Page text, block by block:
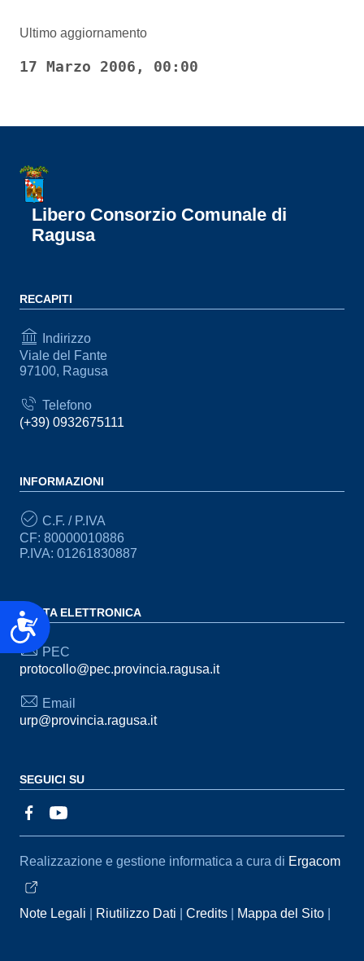
Accessibilità
Ultimo aggiornamento
17 Marzo 2006, 00:00
Libero Consorzio Comunale di
Ragusa
RECAPITI
Indirizzo
Viale del Fante
97100, Ragusa
Telefono
(+39) 0932675111
INFORMAZIONI
C.F. / P.IVA
CF: 80000010886
P.IVA: 01261830887
POSTA ELETTRONICA
PEC
protocollo@pec.provincia.ragusa.it
Email
urp@provincia.ragusa.it
SEGUICI SU
Sezione Link Utili
Realizzazione e gestione informatica a cura di Ergacom
Note Legali Riutilizzo Dati Credits
Mappa del Sito